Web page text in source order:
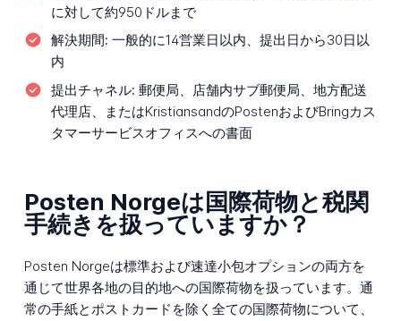
に対して約950ドルまで
解決期間: 一般的に14営業日以内、提出日から30日以
内
提出チャネル: 郵便局、店舗内サブ郵便局、地方配送
代理店、またはKristiansandのPostenおよびBringカス
タマーサービスオフィスへの書面
Posten Norgeは国際荷物と税関
手続きを扱っていますか？
Posten Norgeは標準および速達小包オプションの両方を
通じて世界各地の目的地への国際荷物を扱っています。通
常の手紙とポストカードを除く全ての国際荷物について、